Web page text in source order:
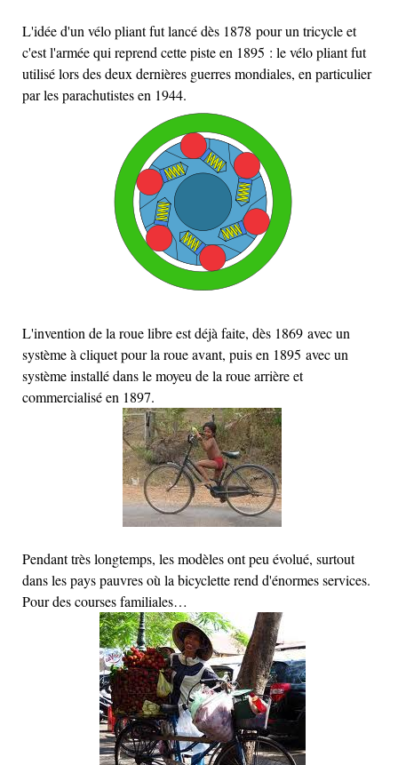
L'idée d'un vélo pliant fut lancé dès 1878 pour un tricycle et
c'est l'armée qui reprend cette piste en 1895 : le vélo pliant fut
utilisé lors des deux dernières guerres mondiales, en particulier
par les parachutistes en 1944.
L'invention de la roue libre est déjà faite, dès 1869 avec un
système à cliquet pour la roue avant, puis en 1895 avec un
système installé dans le moyeu de la roue arrière et
commercialisé en 1897.
Pendant très longtemps, les modèles ont peu évolué, surtout
dans les pays pauvres où la bicyclette rend d'énormes services.
Pour des courses familiales…